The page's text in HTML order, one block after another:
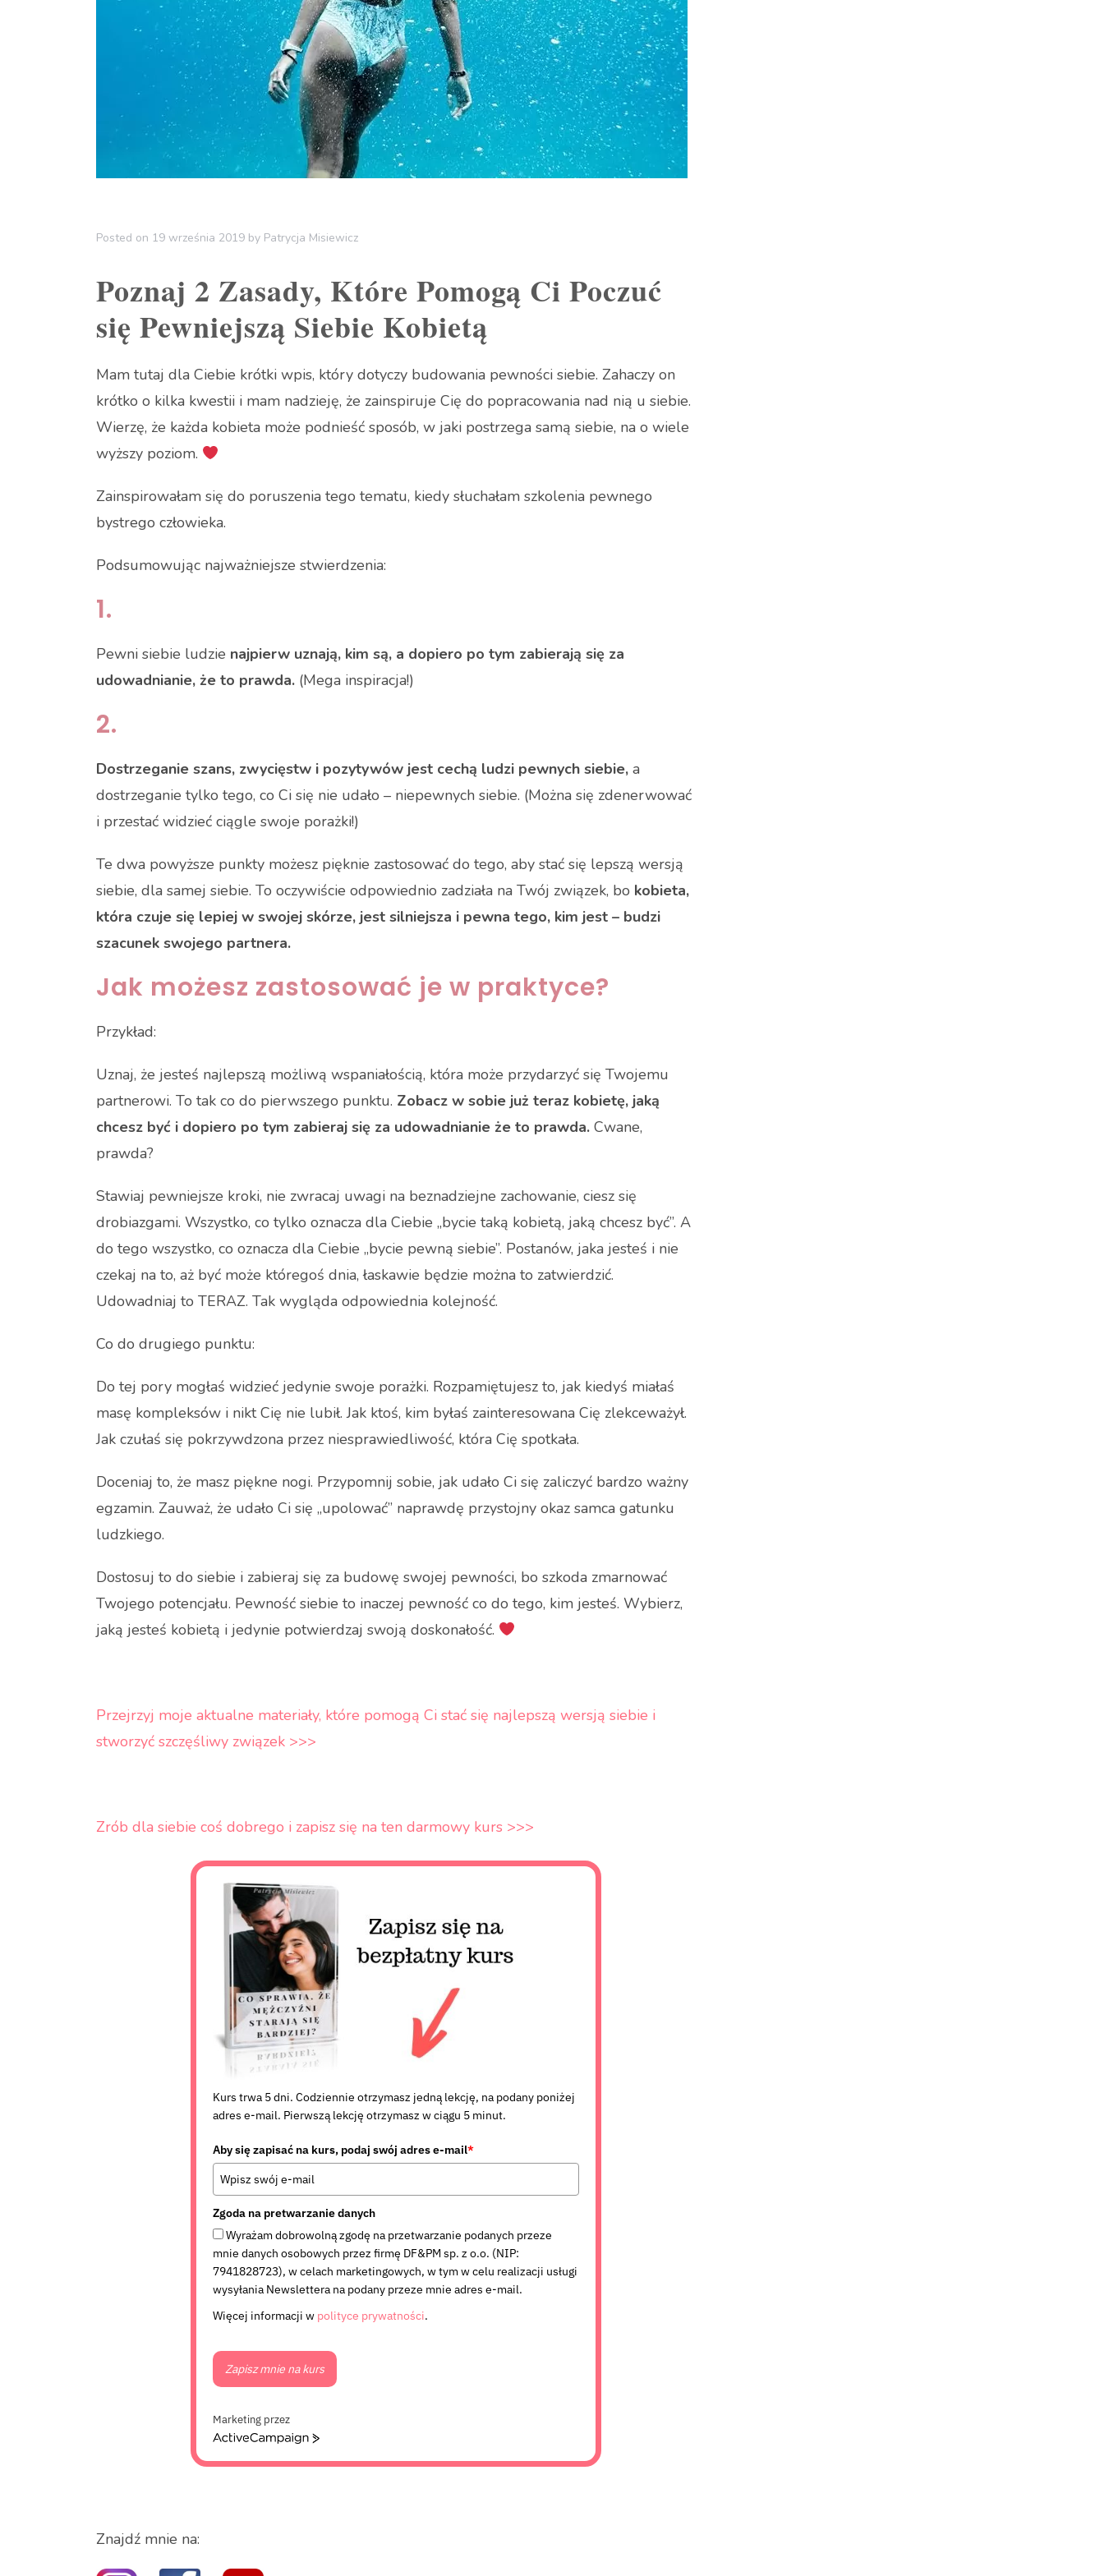
Posted on 19 września 2019 by Patrycja Misiewicz
Poznaj 2 Zasady, Które Pomogą Ci Poczuć
się Pewniejszą Siebie Kobietą
Mam tutaj dla Ciebie krótki wpis, który dotyczy budowania pewności siebie. Zahaczy on
krótko o kilka kwestii i mam nadzieję, że zainspiruje Cię do popracowania nad nią u siebie.
Wierzę, że każda kobieta może podnieść sposób, w jaki postrzega samą siebie, na o wiele
wyższy poziom.
Zainspirowałam się do poruszenia tego tematu, kiedy słuchałam szkolenia pewnego
bystrego człowieka.
Podsumowując najważniejsze stwierdzenia:
1.
Pewni siebie ludzie najpierw uznają, kim są, a dopiero po tym zabierają się za
udowadnianie, że to prawda. (Mega inspiracja!)
2.
Dostrzeganie szans, zwycięstw i pozytywów jest cechą ludzi pewnych siebie, a
dostrzeganie tylko tego, co Ci się nie udało – niepewnych siebie. (Można się zdenerwować
i przestać widzieć ciągle swoje porażki!)
Te dwa powyższe punkty możesz pięknie zastosować do tego, aby stać się lepszą wersją
siebie, dla samej siebie. To oczywiście odpowiednio zadziała na Twój związek, bo kobieta,
która czuje się lepiej w swojej skórze, jest silniejsza i pewna tego, kim jest – budzi
szacunek swojego partnera.
Jak możesz zastosować je w praktyce?
Przykład:
Uznaj, że jesteś najlepszą możliwą wspaniałością, która może przydarzyć się Twojemu
partnerowi. To tak co do pierwszego punktu. Zobacz w sobie już teraz kobietę, jaką
chcesz być i dopiero po tym zabieraj się za udowadnianie że to prawda. Cwane,
prawda?
Stawiaj pewniejsze kroki, nie zwracaj uwagi na beznadziejne zachowanie, ciesz się
drobiazgami. Wszystko, co tylko oznacza dla Ciebie „bycie taką kobietą, jaką chcesz być”. A
do tego wszystko, co oznacza dla Ciebie „bycie pewną siebie”. Postanów, jaka jesteś i nie
czekaj na to, aż być może któregoś dnia, łaskawie będzie można to zatwierdzić.
Udowadniaj to TERAZ. Tak wygląda odpowiednia kolejność.
Co do drugiego punktu:
Do tej pory mogłaś widzieć jedynie swoje porażki. Rozpamiętujesz to, jak kiedyś miałaś
masę kompleksów i nikt Cię nie lubił. Jak ktoś, kim byłaś zainteresowana Cię zlekceważył.
Jak czułaś się pokrzywdzona przez niesprawiedliwość, która Cię spotkała.
Doceniaj to, że masz piękne nogi. Przypomnij sobie, jak udało Ci się zaliczyć bardzo ważny
egzamin. Zauważ, że udało Ci się „upolować” naprawdę przystojny okaz samca gatunku
ludzkiego.
Dostosuj to do siebie i zabieraj się za budowę swojej pewności, bo szkoda zmarnować
Twojego potencjału. Pewność siebie to inaczej pewność co do tego, kim jesteś. Wybierz,
jaką jesteś kobietą i jedynie potwierdzaj swoją doskonałość.
Przejrzyj moje aktualne materiały, które pomogą Ci stać się najlepszą wersją siebie i
stworzyć szczęśliwy związek >>>
Zrób dla siebie coś dobrego i zapisz się na ten darmowy kurs >>>
Kurs trwa 5 dni. Codziennie otrzymasz jedną lekcję, na podany poniżej
adres e-mail. Pierwszą lekcję otrzymasz w ciągu 5 minut.
Aby się zapisać na kurs, podaj swój adres e-mail*
Zgoda na pretwarzanie danych
Wyrażam dobrowolną zgodę na przetwarzanie podanych przeze
mnie danych osobowych przez firmę DF&PM sp. z o.o. (NIP:
7941828723), w celach marketingowych, w tym w celu realizacji usługi
wysyłania Newslettera na podany przeze mnie adres e-mail.
Więcej informacji w polityce prywatności.
Zapisz mnie na kurs
Marketing przez
A
Znajdź mnie na: